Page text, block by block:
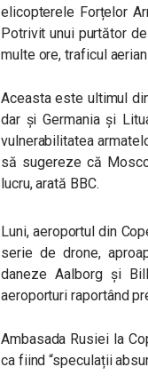
elicopterele Forțelor
Potrivit unui purtător
multe ore, traficul
Aceasta este ultimul
dar și Germania și
vulnerabilitatea
să sugereze că
lucru, arată BBC.
Luni, aeroportul din
serie de drone,
daneze Aalborg și
aeroporturi raportând
Ambasada Rusiei la
ca fiind “speculații